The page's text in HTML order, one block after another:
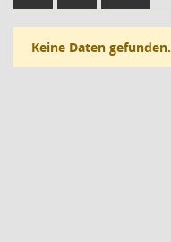
Keine Daten gefunden.